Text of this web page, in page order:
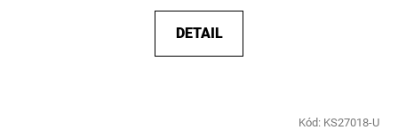
DETAIL
Kód: KS27018-U